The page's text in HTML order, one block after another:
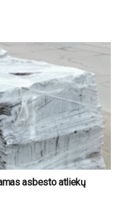
asbesto atliekų